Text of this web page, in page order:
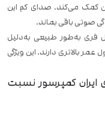
کمک می‌کند. صدای کم این
صوتی باقی بماند.
فری به‌طور طبیعی به‌دلیل
بالاتری دارند. این ویژگی
دندانپزشکی 150 لیتری ایران کمپرسور نسبت